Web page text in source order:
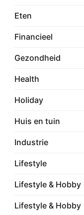
Eten
Financieel
Gezondheid
Health
Holiday
Huis en tuin
Industrie
Lifestyle
Lifestyle & Hobby
Lifestyle & Hobby